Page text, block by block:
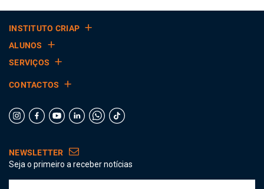
INSTITUTO CRIAP
ALUNOS
SERVIÇOS
CONTACTOS
NEWSLETTER
Seja o primeiro a receber notícias